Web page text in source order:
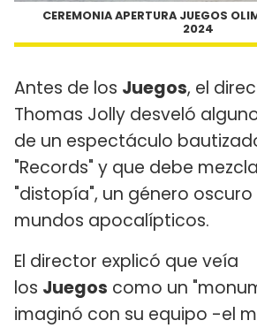
CEREMONIA APERTURA JUEGOS
2024
Antes de los Juegos, el
Thomas Jolly desveló
de un espectáculo
"Records" y que debe
"distopía", un género
mundos apocalípticos.
El director explicó que veía
los Juegos como un
imaginó con su equipo -el